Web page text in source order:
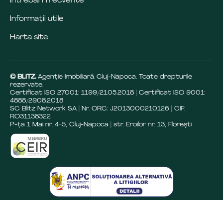
Informații utile
Harta site
© BLITZ. Agenție Imobiliară Cluj-Napoca. Toate drepturile
rezervate.
Certificat ISO 27001: 1199/21.05.2018 | Certificat ISO 9001:
4888/29.08.2018
SC Blitz Network SA | Nr. ORC: J2013000210126 | CIF:
RO31138322
P-ța 1 Mai nr. 4-5, Cluj-Napoca | str. Eroilor nr. 13, Florești